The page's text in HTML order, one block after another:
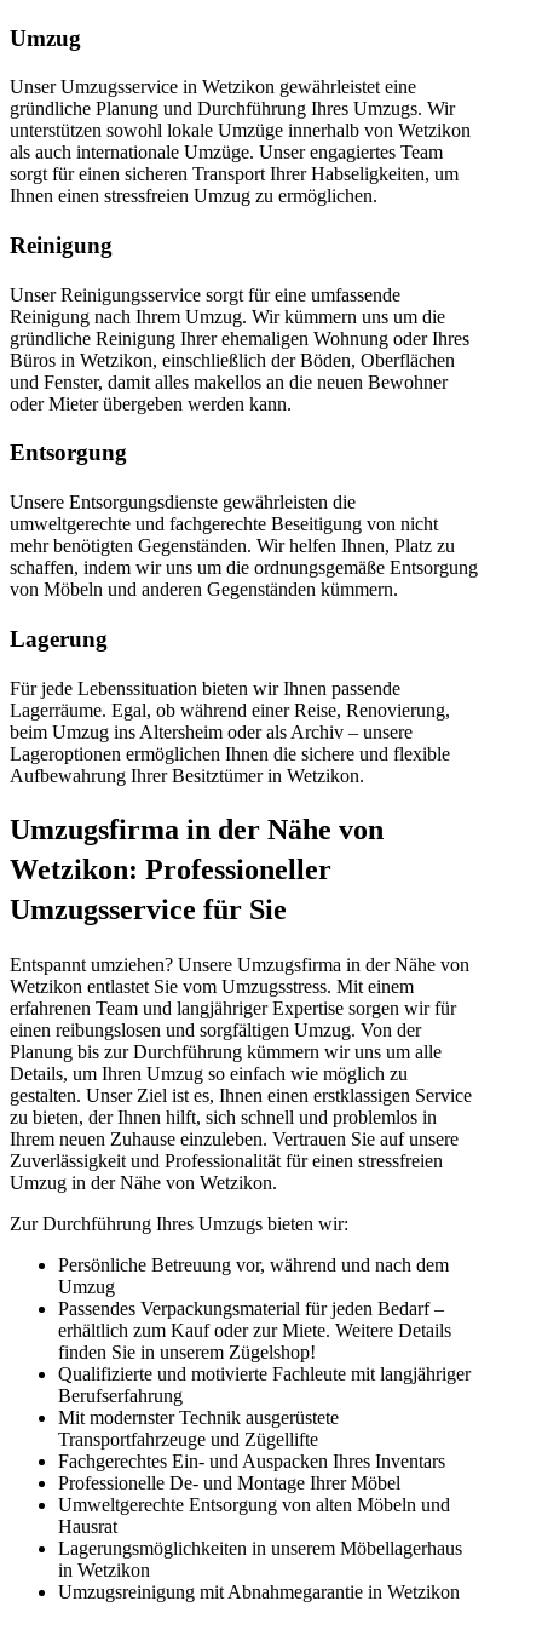
Umzug
Unser Umzugsservice in Wetzikon gewährleistet eine
gründliche Planung und Durchführung Ihres Umzugs. Wir
unterstützen sowohl lokale Umzüge innerhalb von Wetzikon
als auch internationale Umzüge. Unser engagiertes Team
sorgt für einen sicheren Transport Ihrer Habseligkeiten, um
Ihnen einen stressfreien Umzug zu ermöglichen.
Reinigung
Unser Reinigungsservice sorgt für eine umfassende
Reinigung nach Ihrem Umzug. Wir kümmern uns um die
gründliche Reinigung Ihrer ehemaligen Wohnung oder Ihres
Büros in Wetzikon, einschließlich der Böden, Oberflächen
und Fenster, damit alles makellos an die neuen Bewohner
oder Mieter übergeben werden kann.
Entsorgung
Unsere Entsorgungsdienste gewährleisten die
umweltgerechte und fachgerechte Beseitigung von nicht
mehr benötigten Gegenständen. Wir helfen Ihnen, Platz zu
schaffen, indem wir uns um die ordnungsgemäße Entsorgung
von Möbeln und anderen Gegenständen kümmern.
Lagerung
Für jede Lebenssituation bieten wir Ihnen passende
Lagerräume. Egal, ob während einer Reise, Renovierung,
beim Umzug ins Altersheim oder als Archiv – unsere
Lageroptionen ermöglichen Ihnen die sichere und flexible
Aufbewahrung Ihrer Besitztümer in Wetzikon.
Umzugsfirma in der Nähe von
Wetzikon: Professioneller
Umzugsservice für Sie
Entspannt umziehen? Unsere Umzugsfirma in der Nähe von
Wetzikon entlastet Sie vom Umzugsstress. Mit einem
erfahrenen Team und langjähriger Expertise sorgen wir für
einen reibungslosen und sorgfältigen Umzug. Von der
Planung bis zur Durchführung kümmern wir uns um alle
Details, um Ihren Umzug so einfach wie möglich zu
gestalten. Unser Ziel ist es, Ihnen einen erstklassigen Service
zu bieten, der Ihnen hilft, sich schnell und problemlos in
Ihrem neuen Zuhause einzuleben. Vertrauen Sie auf unsere
Zuverlässigkeit und Professionalität für einen stressfreien
Umzug in der Nähe von Wetzikon.
Zur Durchführung Ihres Umzugs bieten wir:
Persönliche Betreuung vor, während und nach dem
Umzug
Passendes Verpackungsmaterial für jeden Bedarf –
erhältlich zum Kauf oder zur Miete. Weitere Details
finden Sie in unserem Zügelshop!
Qualifizierte und motivierte Fachleute mit langjähriger
Berufserfahrung
Mit modernster Technik ausgerüstete
Transportfahrzeuge und Zügellifte
Fachgerechtes Ein- und Auspacken Ihres Inventars
Professionelle De- und Montage Ihrer Möbel
Umweltgerechte Entsorgung von alten Möbeln und
Hausrat
Lagerungsmöglichkeiten in unserem Möbellagerhaus
in Wetzikon
Umzugsreinigung mit Abnahmegarantie in Wetzikon